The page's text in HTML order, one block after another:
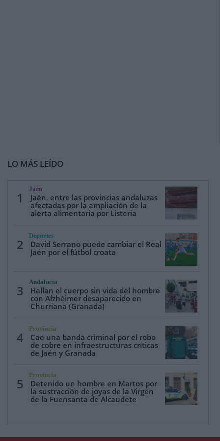
LO MÁS LEÍDO
1
Jaén
Jaén, entre las provincias andaluzas
afectadas por la ampliación de la
alerta alimentaria por Listeria
2
Deportes
David Serrano puede cambiar el Real
Jaén por el fútbol croata
3
Andalucía
Hallan el cuerpo sin vida del hombre
con Alzhéimer desaparecido en
Churriana (Granada)
4
Provincia
Cae una banda criminal por el robo
de cobre en infraestructuras críticas
de Jaén y Granada
5
Provincia
Detenido un hombre en Martos por
la sustracción de joyas de la Virgen
de la Fuensanta de Alcaudete